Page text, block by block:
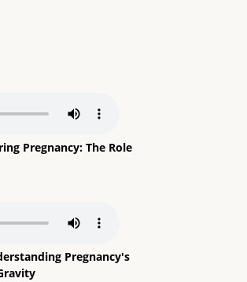
Pregnancy: The Role
Pregnancy's